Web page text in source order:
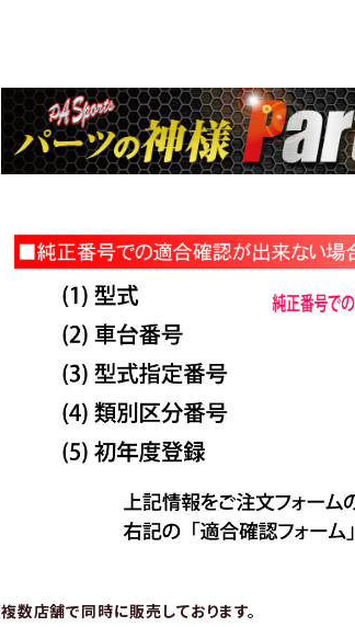
複数店舗で同時に販売しております。